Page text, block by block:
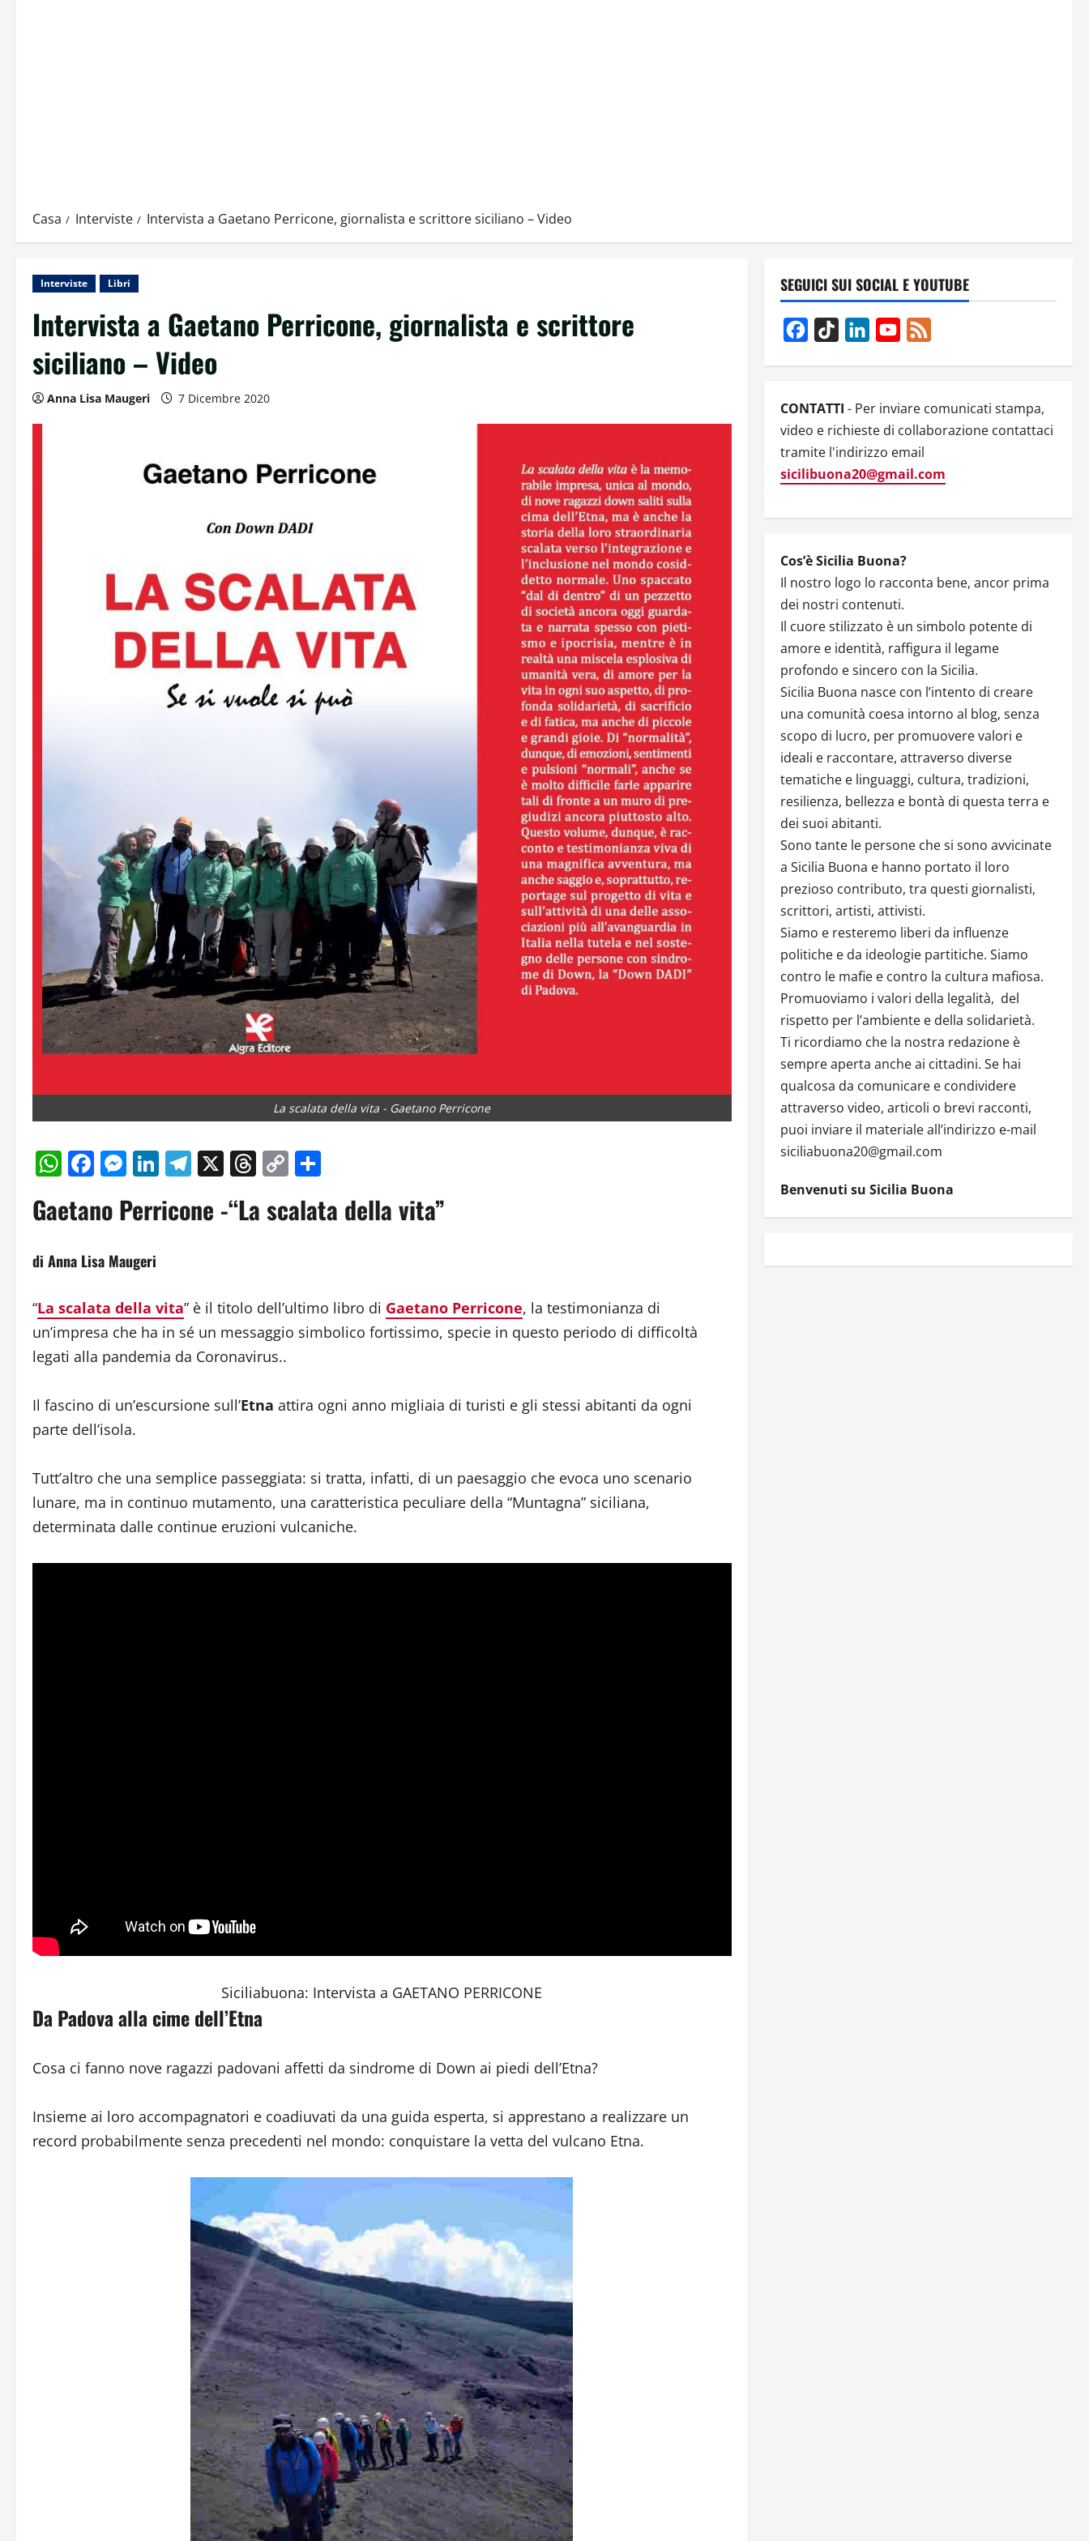
Casa Interviste Intervista a Gaetano Perricone, giornalista e scrittore siciliano – Video
Interviste Libri
Intervista a Gaetano Perricone, giornalista e scrittore
siciliano – Video
Anna Lisa Maugeri 7 Dicembre 2020
La scalata della vita - Gaetano Perricone
WhatsApp
Facebook
Messenger
LinkedIn
Telegram
X Threads
Copy
Gaetano Perricone -“La scalata della vita”
di Anna Lisa Maugeri
“La scalata della vita” è il titolo dell’ultimo libro di Gaetano Perricone, la testimonianza di
un’impresa che ha in sé un messaggio simbolico fortissimo, specie in questo periodo di difficoltà
legati alla pandemia da Coronavirus..
Il fascino di un’escursione sull’Etna attira ogni anno migliaia di turisti e gli stessi abitanti da ogni
parte dell’isola.
Tutt’altro che una semplice passeggiata: si tratta, infatti, di un paesaggio che evoca uno scenario
lunare, ma in continuo mutamento, una caratteristica peculiare della “Muntagna” siciliana,
determinata dalle continue eruzioni vulcaniche.
Siciliabuona: Intervista a GAETANO PERRICONE
Da Padova alla cime dell’Etna
Cosa ci fanno nove ragazzi padovani affetti da sindrome di Down ai piedi dell’Etna?
Insieme ai loro accompagnatori e coadiuvati da una guida esperta, si apprestano a realizzare un
record probabilmente senza precedenti nel mondo: conquistare la vetta del vulcano Etna.
SEGUICI SUI SOCIAL E YOUTUBE
Facebook
TikTok LinkedInYouTube
CONTATTI - Per inviare comunicati stampa,
video e richieste di collaborazione contattaci
tramite l'indirizzo email
sicilibuona20@gmail.com
Cos’è Sicilia Buona?
Il nostro logo lo racconta bene, ancor prima
dei nostri contenuti.
Il cuore stilizzato è un simbolo potente di
amore e identità, raffigura il legame
profondo e sincero con la Sicilia.
Sicilia Buona nasce con l’intento di creare
una comunità coesa intorno al blog, senza
scopo di lucro, per promuovere valori e
ideali e raccontare, attraverso diverse
tematiche e linguaggi, cultura, tradizioni,
resilienza, bellezza e bontà di questa terra e
dei suoi abitanti.
Sono tante le persone che si sono avvicinate
a Sicilia Buona e hanno portato il loro
prezioso contributo, tra questi giornalisti,
scrittori, artisti, attivisti.
Siamo e resteremo liberi da influenze
politiche e da ideologie partitiche. Siamo
contro le mafie e contro la cultura mafiosa.
Promuoviamo i valori della legalità, del
rispetto per l’ambiente e della solidarietà.
Ti ricordiamo che la nostra redazione è
sempre aperta anche ai cittadini. Se hai
qualcosa da comunicare e condividere
attraverso video, articoli o brevi racconti,
puoi inviare il materiale all’indirizzo e-mail
siciliabuona20@gmail.com
Benvenuti su Sicilia Buona